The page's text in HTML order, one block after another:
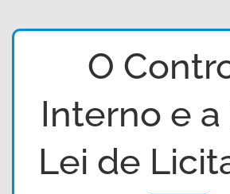
O
Interno e a
Lei de